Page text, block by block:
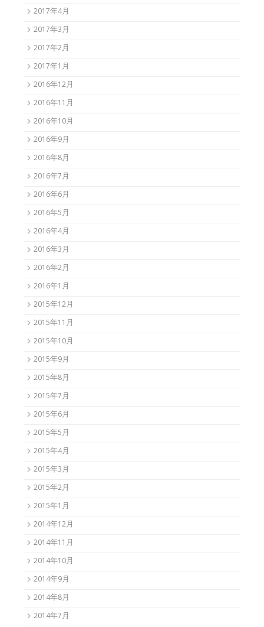
2017年4月
2017年3月
2017年2月
2017年1月
2016年12月
2016年11月
2016年10月
2016年9月
2016年8月
2016年7月
2016年6月
2016年5月
2016年4月
2016年3月
2016年2月
2016年1月
2015年12月
2015年11月
2015年10月
2015年9月
2015年8月
2015年7月
2015年6月
2015年5月
2015年4月
2015年3月
2015年2月
2015年1月
2014年12月
2014年11月
2014年10月
2014年9月
2014年8月
2014年7月